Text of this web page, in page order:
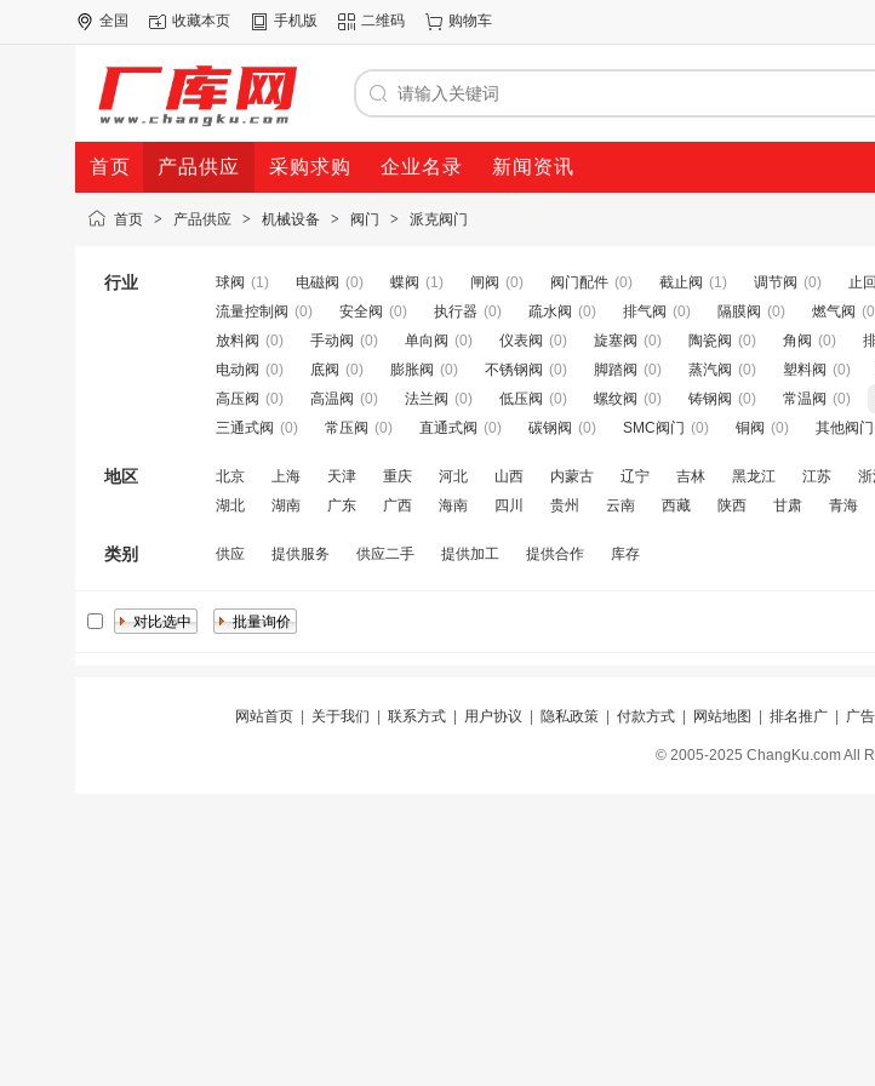
全国 收藏本页 手机版 二维码 购物车
首页 产品供应 采购求购 企业名录 新闻资讯
首页 > 产品供应 > 机械设备 > 阀门 > 派克阀门
行业 球阀 (1) 电磁阀 (0) 蝶阀 (1) 闸阀 (0) 阀门配件 (0) 截止阀 (1) 调节阀 (0) 止
流量控制阀 (0) 安全阀 (0) 执行器 (0) 疏水阀 (0) 排气阀 (0) 隔膜阀 (0) 燃气阀
放料阀 (0) 手动阀 (0) 单向阀 (0) 仪表阀 (0) 旋塞阀 (0) 陶瓷阀 (0) 角阀 (0)
电动阀 (0) 底阀 (0) 膨胀阀 (0) 不锈钢阀 (0) 脚踏阀 (0) 蒸汽阀 (0) 塑料阀 (0)
高压阀 (0) 高温阀 (0) 法兰阀 (0) 低压阀 (0) 螺纹阀 (0) 铸钢阀 (0) 常温阀 (0)
三通式阀 (0) 常压阀 (0) 直通式阀 (0) 碳钢阀 (0) SMC阀门 (0) 铜阀 (0) 其他阀门
地区 北京 上海 天津 重庆 河北 山西 内蒙古 辽宁 吉林 黑龙江 江苏
湖北
湖南 广东 广西 海南 四川 贵州 云南 西藏 陕西 甘肃 青海
类别 供应 提供服务 供应二手 提供加工 提供合作 库存
网站首页| 关于我们 联系方式| 用户协议 隐私政策| 付款方式| 网站地图 排名推广| 广
© 2005-2025 ChangKu.com All